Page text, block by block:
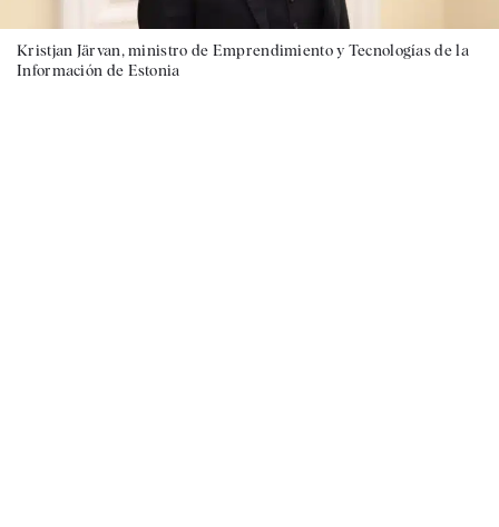
Kristjan Järvan, ministro de Emprendimiento y Tecnologías de la
Información de Estonia